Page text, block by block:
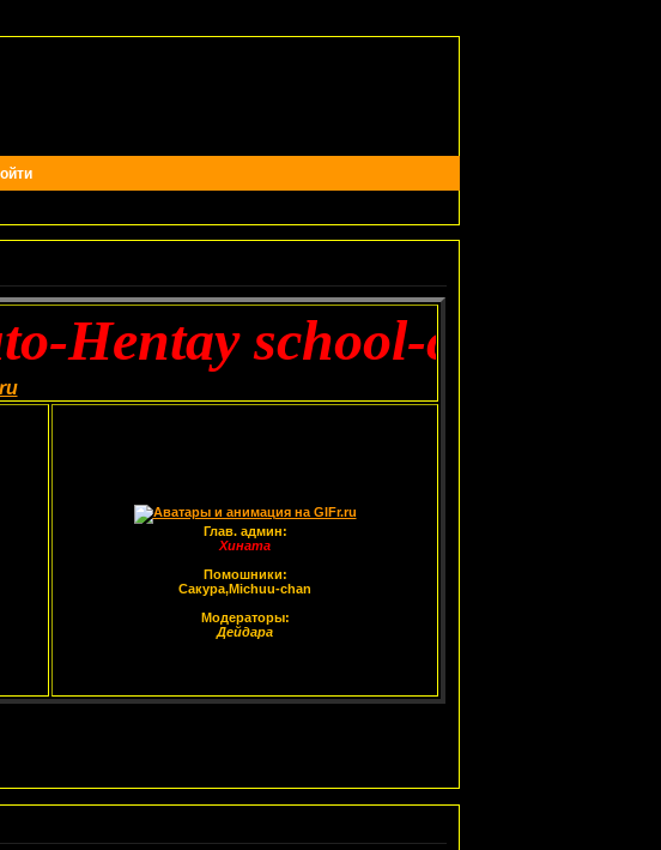
Hentay school-cutthroat
Глав. админ:
Хината
Помошники:
Сакура,Michuu-chan
Модераторы:
Дейдара